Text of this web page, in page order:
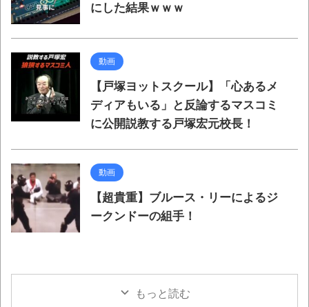
にした結果ｗｗｗ
動画
【戸塚ヨットスクール】「心あるメ
ディアもいる」と反論するマスコミ
に公開説教する戸塚宏元校長！
動画
【超貴重】ブルース・リーによるジ
ークンドーの組手！
もっと読む